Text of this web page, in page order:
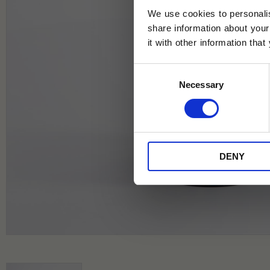
We use cookies to
share information about
it with other information that
Necessary
DENY
Jag samtycker till Tehuset Javas
* Rabatten gäller endast online på
på ordinarie priser och kan ej